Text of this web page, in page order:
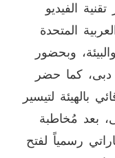
الفيديو
المتحدة
وبحضور
دبى، كما حضر
بالهيئة لتيسير
بعد مُخاطبة
رسمياً لفتح